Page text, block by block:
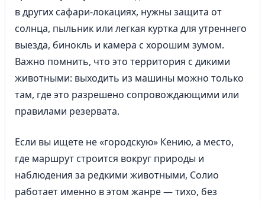
в других сафари-локациях, нужны защита от
солнца, пыльник или легкая куртка для утреннего
выезда, бинокль и камера с хорошим зумом.
Важно помнить, что это территория с дикими
животными: выходить из машины можно только
там, где это разрешено сопровождающими или
правилами резервата.
Если вы ищете не «городскую» Кению, а место,
где маршрут строится вокруг природы и
наблюдения за редкими животными, Солио
работает именно в этом жанре — тихо, без